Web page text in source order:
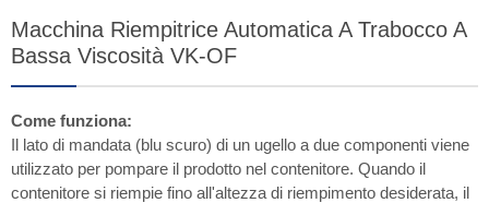
Macchina Riempitrice Automatica A Trabocco A
Bassa Viscosità VK-OF
Come funziona:
Il lato di mandata (blu scuro) di un ugello a due componenti viene
utilizzato per pompare il prodotto nel contenitore. Quando il
contenitore si riempie fino all'altezza di riempimento desiderata, il